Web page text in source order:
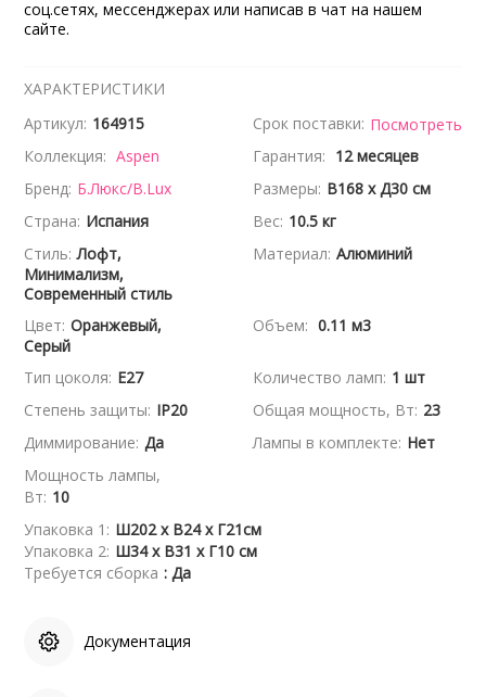
соц.сетях, мессенджерах или написав в чат на нашем
сайте.
ХАРАКТЕРИСТИКИ
Артикул: 164915 Срок поставки: Посмотреть
Коллекция: Aspen Гарантия: 12 месяцев
Бренд: Б.Люкс/B.Lux Размеры: В168 x Д30 см
Страна: Испания Вес: 10.5 кг
Стиль: Лофт,
Минимализм,
Современный стиль
Материал: Алюминий
Цвет: Оранжевый,
Серый
Объем: 0.11 м3
Тип цоколя: E27 Количество ламп: 1 шт
Степень защиты: IP20 Общая мощность, Вт: 23
Диммирование: Да Лампы в комплекте: Нет
Мощность лампы,
Вт: 10
Упаковка 1: Ш202 x В24 x Г21см
Упаковка 2: Ш34 x В31 x Г10 см
Требуется сборка : Да
Документация